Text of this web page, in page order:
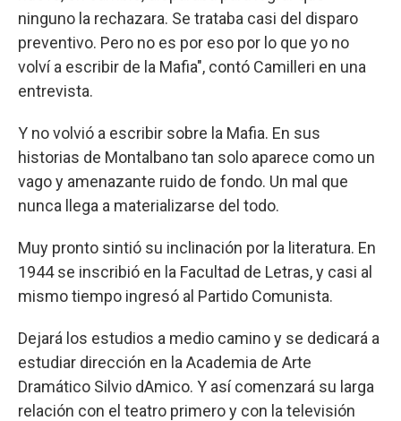
ninguno la rechazara. Se trataba casi del disparo
preventivo. Pero no es por eso por lo que yo no
volví a escribir de la Mafia", contó Camilleri en una
entrevista.
Y no volvió a escribir sobre la Mafia. En sus
historias de Montalbano tan solo aparece como un
vago y amenazante ruido de fondo. Un mal que
nunca llega a materializarse del todo.
Muy pronto sintió su inclinación por la literatura. En
1944 se inscribió en la Facultad de Letras, y casi al
mismo tiempo ingresó al Partido Comunista.
Dejará los estudios a medio camino y se dedicará a
estudiar dirección en la Academia de Arte
Dramático Silvio dAmico. Y así comenzará su larga
relación con el teatro primero y con la televisión